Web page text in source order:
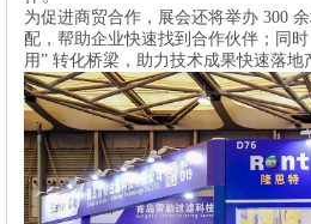
为促进商贸合作，展会还将举办300
配，帮助企业快速找到合作伙伴；同时
用” 转化桥梁，助力技术成果快速落地